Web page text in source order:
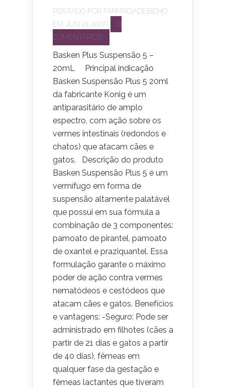
POSTADO POR FARMACIADEBICHO
EM JUN 27, 2017 |
0
COMENTÁRIOS
Basken Plus Suspensão 5 –
20mL Principal indicação
Basken Suspensão Plus 5 20ml
da fabricante Konig é um
antiparasitário de amplo
espectro, com ação sobre os
vermes intestinais (redondos e
chatos) que atacam cães e
gatos. Descrição do produto
Basken Suspensão Plus 5 é um
vermífugo em forma de
suspensão altamente palatável
que possui em sua fórmula a
combinação de 3 componentes:
pamoato de pirantel, pamoato
de oxantel e praziquantel. Essa
formulação garante o máximo
poder de ação contra vermes
nematódeos e cestódeos que
atacam cães e gatos. Benefícios
e vantagens: -Seguro: Pode ser
administrado em filhotes (cães a
partir de 21 dias e gatos a partir
de 40 dias), fêmeas em
qualquer fase da gestação e
fêmeas lactantes que tiveram